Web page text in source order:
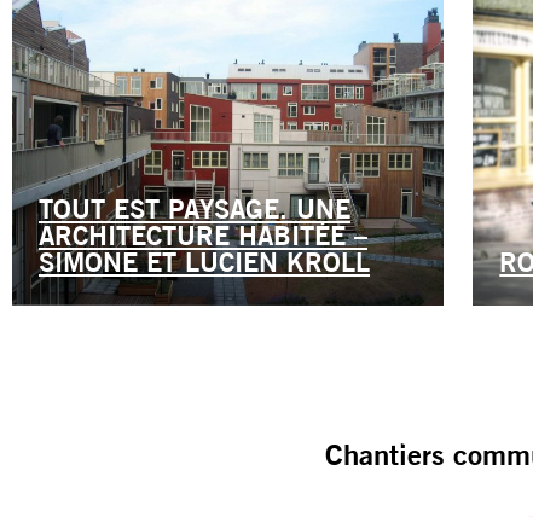
TOUT EST PAYSAGE. UNE
ARCHITECTURE HABITÉE –
SIMONE ET LUCIEN KROLL
Chantiers